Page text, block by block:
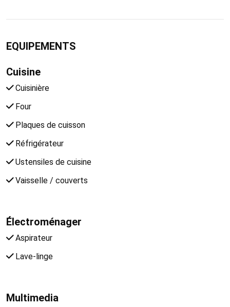
EQUIPEMENTS
Cuisine
Cuisinière
Four
Plaques de cuisson
Réfrigérateur
Ustensiles de cuisine
Vaisselle / couverts
Électroménager
Aspirateur
Lave-linge
Multimedia